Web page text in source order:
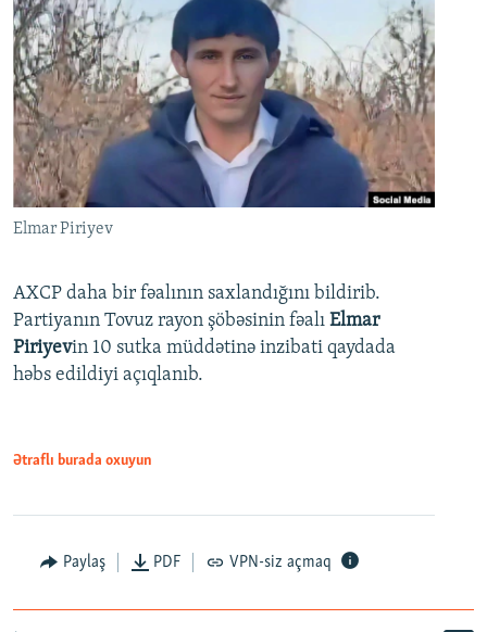
Elmar Piriyev
AXCP daha bir fəalının saxlandığını bildirib.
Partiyanın Tovuz rayon şöbəsinin fəalı Elmar
Piriyevin 10 sutka müddətinə inzibati qaydada
həbs edildiyi açıqlanıb.
Ətraflı burada oxuyun
Paylaş PDF VPN-siz açmaq